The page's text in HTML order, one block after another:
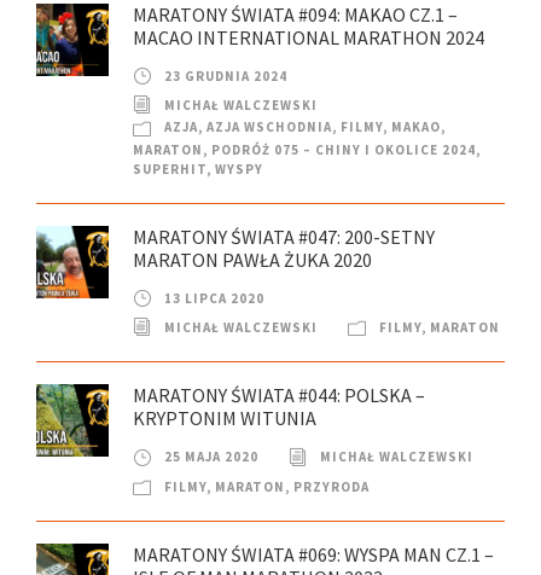
MARATONY ŚWIATA #094: MAKAO CZ.1 –
MACAO INTERNATIONAL MARATHON 2024
23 GRUDNIA 2024
MICHAŁ WALCZEWSKI
AZJA, AZJA WSCHODNIA, FILMY, MAKAO,
MARATON , PODRÓŻ 075 – CHINY I OKOLICE 2024,
SUPERHIT, WYSPY
MARATONY ŚWIATA #047: 200-SETNY
MARATON PAWŁA ŻUKA 2020
13 LIPCA 2020
MICHAŁ WALCZEWSKI
FILMY, MARATON
MARATONY ŚWIATA #044: POLSKA –
KRYPTONIM WITUNIA
25 MAJA 2020
MICHAŁ WALCZEWSKI
FILMY, MARATON , PRZYRODA
MARATONY ŚWIATA #069: WYSPA MAN CZ.1 –